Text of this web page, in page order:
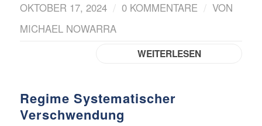
OKTOBER 17, 2024 / 0 KOMMENTARE / VON
MICHAEL NOWARRA
WEITERLESEN
Regime Systematischer
Verschwendung